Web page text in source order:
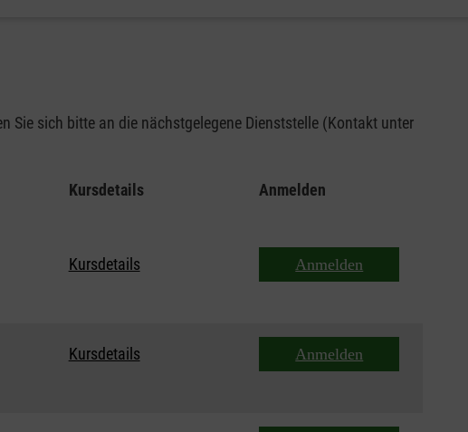
Sie sich bitte an die nächstgelegene Dienststelle (Kontakt unter
Kursdetails Anmelden
Kursdetails Anmelden
Kursdetails Anmelden